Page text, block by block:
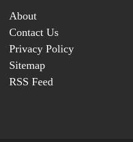
About
Contact Us
Privacy Policy
Sitemap
RSS Feed